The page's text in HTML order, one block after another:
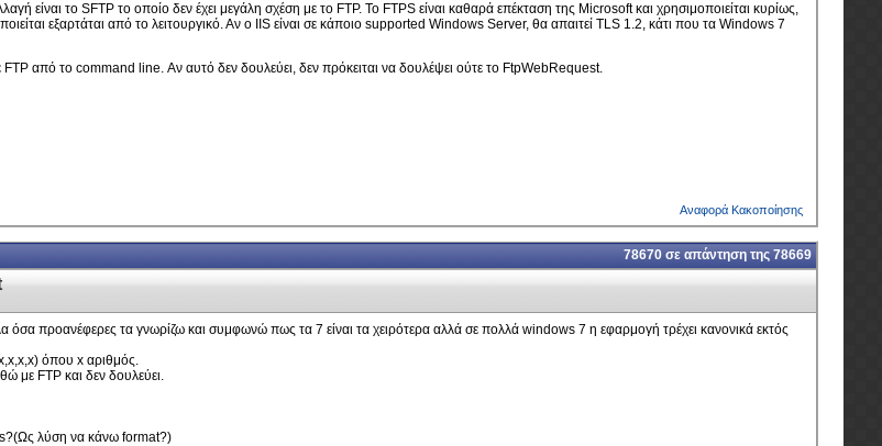
είναι το SFTP το οποίο δεν έχει μεγάλη σχέση με το FTP. Το FTPS είναι καθαρά επέκταση της Microsoft και χρησιμοποιείται κυρίως,
εξαρτάται από το λειτουργικό. Αν ο IIS είναι σε κάποιο supported Windows Server, θα απαιτεί TLS 1.2, κάτι που τα Windows 7
FTP από το command line. Αν αυτό δεν δουλεύει, δεν πρόκειται να δουλέψει ούτε το FtpWebRequest.
Αναφορά Κακοποίησης
78670 σε απάντηση της 78669
όσα προανέφερες τα γνωρίζω και συμφωνώ πως τα 7 είναι τα χειρότερα αλλά σε πολλά windows 7 η εφαρμογή τρέχει κανονικά εκτός
όπου x αριθμός.
με FTP και δεν δουλεύει.
λύση να κάνω format?)